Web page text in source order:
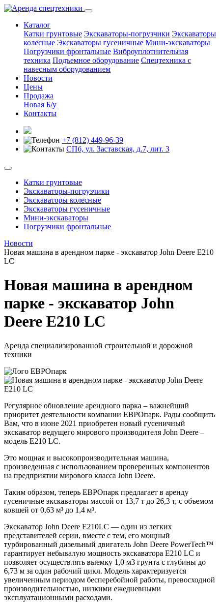
Каталог
Катки грунтовые Экскаваторы-погрузчики Экскаваторы
колесные Экскаваторы гусеничные Мини-экскаваторы
Погрузчики фронтальные Виброуплотнительная
техника Подъемное оборудование Спецтехника с
навесным оборудованием
Новости
Цены
Продажа
Новая Б/у
Контакты
+7 (812) 449-96-39
СПб, ул. Заставская, д.7, лит. 3
Катки грунтовые
Экскаваторы-погрузчики
Экскаваторы колесные
Экскаваторы гусеничные
Мини-экскаваторы
Погрузчики фронтальные
Новости
Новая машина в арендном парке - экскаватор John Deere E210
LC
Новая машина в арендном
парке - экскаватор John
Deere E210 LC
Аренда специализированной строительной и дорожной
техники
Регулярное обновление арендного парка – важнейший
приоритет деятельности компании ЕВРОпарк. Рады сообщить
Вам, что в июне 2021 приобретен новый гусеничный
экскаватор ведущего мирового производителя John Deere –
модель E210 LC.
Это мощная и высокопроизводительная машина,
произведенная с использованием проверенных компонентов
на предприятии мирового класса John Deere.
Таким образом, теперь ЕВРОпарк предлагает в аренду
гусеничные экскаваторы массой от 13,7 т до 26,3 т, с объемом
ковшей от 0,63 м³ до 1,4 м³.
Экскаватор John Deere E210LC — один из легких
представителей серии, вместе с тем, его мощный
турбированный дизельный двигатель John Deere PowerTech™
гарантирует небывалую мощность экскаватора E210 LC и
позволяет осуществлять выемку 1,0 м3 грунта с глубины до
6,73 м за один рабочий цикл. Модель характеризуется
увеличенным периодом бесперебойной работы, превосходной
производительностью, низкими ежедневными
эксплуатационными расходами.